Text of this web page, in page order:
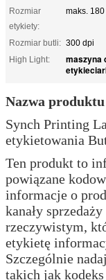
Rozmiar
etykiety:
maks. 180
Rozmiar butli: 300 dpi
High Light:
maszyna
Nazwa produktu
Synch Printing
etykietowania
Ten produkt to
powiązane
informacje o
kanały
rzeczywistym,
etykietę
Szczególnie
takich jak